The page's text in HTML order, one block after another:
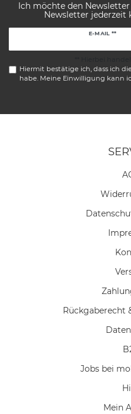
Ich möchte den
Newsletter jederzeit
E-MAIL **
Hiermit bestätige ich, dass ich
habe. Meine Einwilligung kann
Rückgaberecht
Jobs bei
Mein